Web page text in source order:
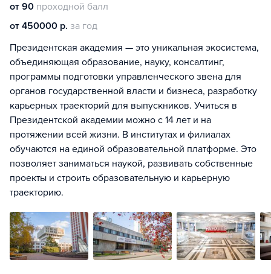
от 90 проходной балл
от 450000 р. за год
Президентская академия — это уникальная экосистема,
объединяющая образование, науку, консалтинг,
программы подготовки управленческого звена для
органов государственной власти и бизнеса, разработку
карьерных траекторий для выпускников. Учиться в
Президентской академии можно с 14 лет и на
протяжении всей жизни. В институтах и филиалах
обучаются на единой образовательной платформе. Это
позволяет заниматься наукой, развивать собственные
проекты и строить образовательную и карьерную
траекторию.